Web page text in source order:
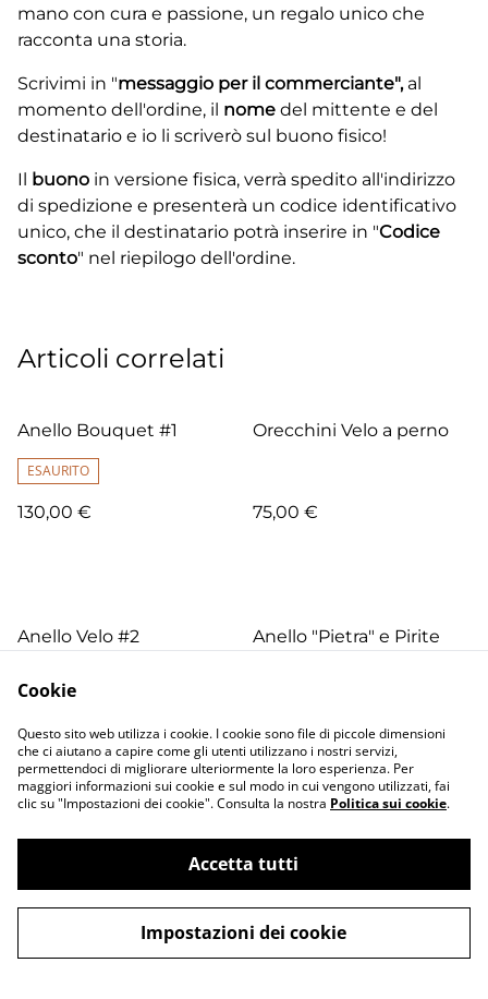
mano con cura e passione, un regalo unico che
racconta una storia.
Scrivimi in "messaggio per il commerciante", al
momento dell'ordine, il nome del mittente e del
destinatario e io li scriverò sul buono fisico!
Il buono in versione fisica, verrà spedito all'indirizzo
di spedizione e presenterà un codice identificativo
unico, che il destinatario potrà inserire in "Codice
sconto" nel riepilogo dell'ordine.
Articoli correlati
Anello Bouquet #1
ESAURITO
130,00 €
Orecchini Velo a perno
75,00 €
Anello Velo #2
Anello "Pietra" e Pirite
Cookie
Questo sito web utilizza i cookie. I cookie sono file di piccole dimensioni
che ci aiutano a capire come gli utenti utilizzano i nostri servizi,
permettendoci di migliorare ulteriormente la loro esperienza. Per
maggiori informazioni sui cookie e sul modo in cui vengono utilizzati, fai
clic su "Impostazioni dei cookie". Consulta la nostra Politica sui cookie.
Accetta tutti
Impostazioni dei cookie